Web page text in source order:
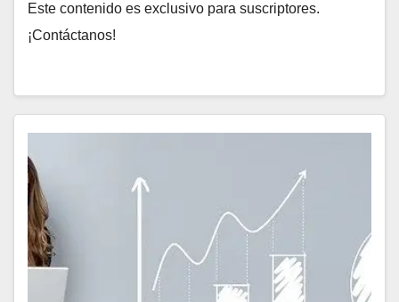
Este contenido es exclusivo para suscriptores.
¡Contáctanos!